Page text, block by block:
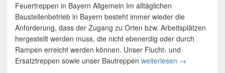
Feuertreppen in Bayern Allgemein Im alltäglichen
Baustellenbetrieb in Bayern besteht immer wieder die
Anforderung, dass der Zugang zu Orten bzw. Arbeitsplätzen
hergestellt werden muss, die nicht ebenerdig oder durch
Rampen erreicht werden können. Unser Flucht- und
Ersatztreppen sowie unser Bautreppen weiterlesen →